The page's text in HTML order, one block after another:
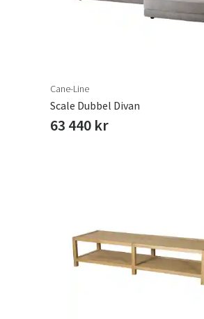
Cane-Line
Scale Dubbel Divan
63 440 kr